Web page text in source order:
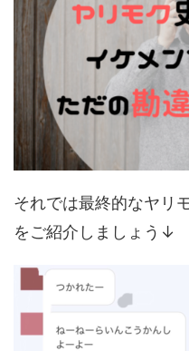
それでは最終的なヤリ
をご紹介しましょう↓